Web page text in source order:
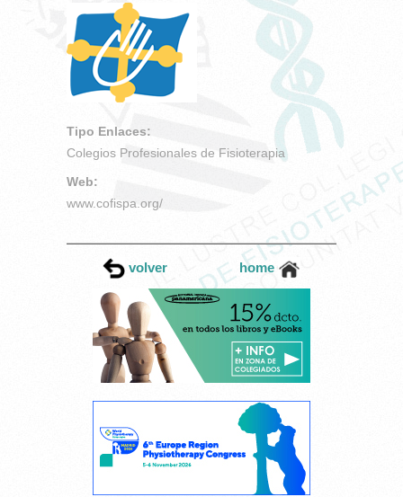
Tipo Enlaces:
Colegios Profesionales de Fisioterapia
Web:
www.cofispa.org/
volver home